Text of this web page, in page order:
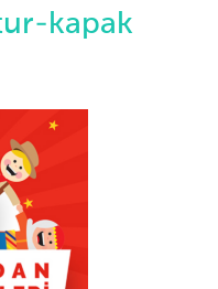
kapak